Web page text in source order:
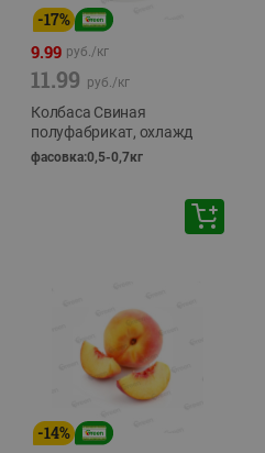
-17%
9.99 руб./кг
11.99 руб./кг
Колбаса Свиная
полуфабрикат, охлажд
фасовка:0,5-0,7кг
-14%